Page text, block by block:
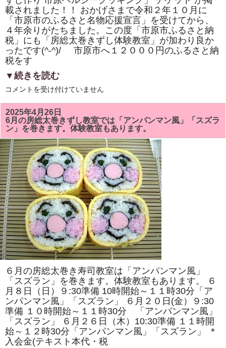
き
ま
し
た！！
は
載されました！！ おかげさまで令和２年１０月に
「市原市のふるさと名物応援宣言」を受けてから、
４年余りがたちました。この度「市原市ふるさと納
税」にも「房総太巻きずし体験教室」が加わり良か
ったです(^-^)/ 市原市へ１２０００円のふるさと納
税をす
▼続きを読む
市
市
「ふ
る
さ
と
納
税」
に
「株
式
会
社
サ
ン
パ
ー
ク・
市
原
ヘ
ル
シ
ー
ク
ッ
キ
ン
グ・
房
総
太
巻
き
寿
司
コメントを受け付けていません
2025年4月26日
6月の房総太巻きずし教室では「アンパンマン風」「スズラ
ン」を巻きます。体験教室もあります。
６月の房総太巻き寿司教室は「アンパンマン風」
「スズラン」を巻きます。体験教室もあります。 ６
月８日（日）９:30準備 10時開始～１１時30分「ア
ンパンマン風」「スズラン」 ６月２０日(金）９:30
準備 １０時開始～１１時30分 「アンパンマン風」
「スズラン」 ６月２６日（木）10:30準備 １１時開
始～１２時30分「アンパンマン風」「スズラン」 ＊
入会金(テキスト本代・税